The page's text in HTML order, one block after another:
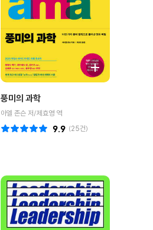
풍미의 과학
아엘 존슨 저/제효영 역
(25건)
9.9